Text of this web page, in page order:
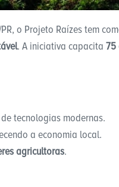
o Projeto Raízes tem
. A iniciativa capacita 75
tecnologias modernas.
a economia local.
agricultoras.